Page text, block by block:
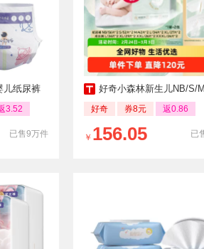
儿纸尿裤
3.52
已售9万件
好奇小森林新生儿NB/S/M-3XL纸
好奇 券8元 返0.86
已
￥ 156.05